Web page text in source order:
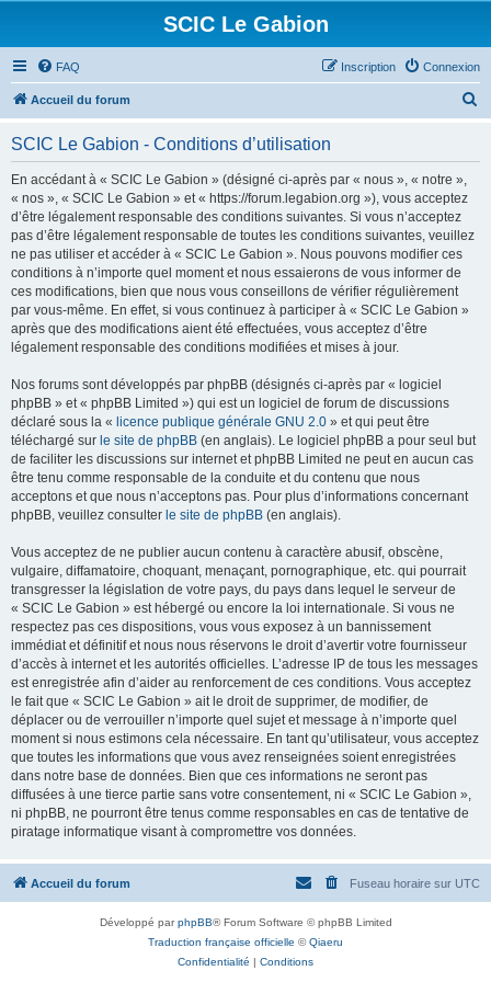
SCIC Le Gabion
FAQ Connexion
Inscription
Accueil du forum
SCIC Le Gabion - Conditions d’utilisation
En accédant à « SCIC Le Gabion » (désigné ci-après par « nous », « notre »,
« nos », « SCIC Le Gabion » et « https://forum.legabion.org »), vous acceptez
d’être légalement responsable des conditions suivantes. Si vous n’acceptez
pas d’être légalement responsable de toutes les conditions suivantes, veuillez
ne pas utiliser et accéder à « SCIC Le Gabion ». Nous pouvons modifier ces
conditions à n’importe quel moment et nous essaierons de vous informer de
ces modifications, bien que nous vous conseillons de vérifier régulièrement
par vous-même. En effet, si vous continuez à participer à « SCIC Le Gabion »
après que des modifications aient été effectuées, vous acceptez d’être
légalement responsable des conditions modifiées et mises à jour.
Nos forums sont développés par phpBB (désignés ci-après par « logiciel
phpBB » et « phpBB Limited ») qui est un logiciel de forum de discussions
déclaré sous la « licence publique générale GNU 2.0 » et qui peut être
téléchargé sur le site de phpBB (en anglais). Le logiciel phpBB a pour seul but
de faciliter les discussions sur internet et phpBB Limited ne peut en aucun cas
être tenu comme responsable de la conduite et du contenu que nous
acceptons et que nous n’acceptons pas. Pour plus d’informations concernant
phpBB, veuillez consulter le site de phpBB (en anglais).
Vous acceptez de ne publier aucun contenu à caractère abusif, obscène,
vulgaire, diffamatoire, choquant, menaçant, pornographique, etc. qui pourrait
transgresser la législation de votre pays, du pays dans lequel le serveur de
« SCIC Le Gabion » est hébergé ou encore la loi internationale. Si vous ne
respectez pas ces dispositions, vous vous exposez à un bannissement
immédiat et définitif et nous nous réservons le droit d’avertir votre fournisseur
d’accès à internet et les autorités officielles. L’adresse IP de tous les messages
est enregistrée afin d’aider au renforcement de ces conditions. Vous acceptez
le fait que « SCIC Le Gabion » ait le droit de supprimer, de modifier, de
déplacer ou de verrouiller n’importe quel sujet et message à n’importe quel
moment si nous estimons cela nécessaire. En tant qu’utilisateur, vous acceptez
que toutes les informations que vous avez renseignées soient enregistrées
dans notre base de données. Bien que ces informations ne seront pas
diffusées à une tierce partie sans votre consentement, ni « SCIC Le Gabion »,
ni phpBB, ne pourront être tenus comme responsables en cas de tentative de
piratage informatique visant à compromettre vos données.
Accueil du forum Fuseau horaire sur UTC
Développé parphpBB® Forum Software © phpBB Limited
Traduction française officielle ©Qiaeru
Confidentialité | Conditions